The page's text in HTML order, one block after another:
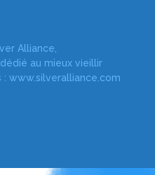
Alliance,
au mieux vieillir
: www.silveralliance.com